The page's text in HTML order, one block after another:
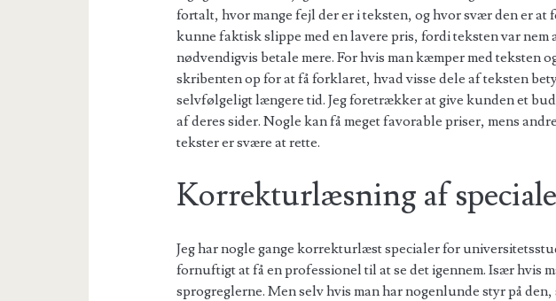
fortalt, hvor mange fejl der er i teksten, og hvor svær den er at
kunne faktisk slippe med en lavere pris, fordi teksten var nem
nødvendigvis betale mere. For hvis man kæmper med teksten
skribenten op for at få forklaret, hvad visse dele af teksten
selvfølgeligt længere tid. Jeg foretrækker at give kunden et
af deres sider. Nogle kan få meget favorable priser, mens
tekster er svære at rette.
Korrekturlæsning af speciale
Jeg har nogle gange korrekturlæst specialer for
fornuftigt at få en professionel til at se det igennem. Især hvis
sprogreglerne. Men selv hvis man har nogenlunde styr på